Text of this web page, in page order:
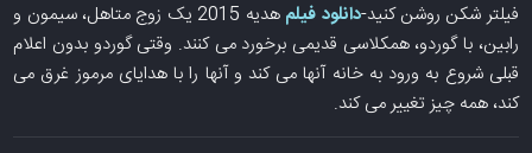
فیلتر شکن روشن کنید-دانلود فیلم
هدیه 2015 یک زوج متاهل، سیمون و
رابین، با گوردو، همکلاسی قدیمی برخورد می کنند. وقتی گوردو بدون اعلام
قبلی شروع به ورود به خانه آنها می کند و آنها را با هدایای مرموز غرق می
کند، همه چیز تغییر می کند.